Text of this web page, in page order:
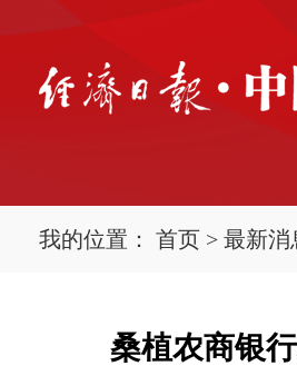
我的位置： 首页 > 最新消
桑植农商银